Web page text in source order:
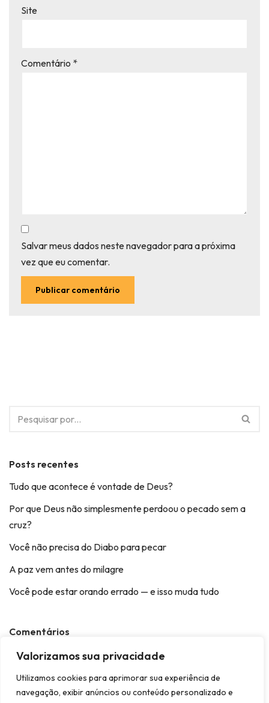
Valorizamos sua privacidade
Utilizamos cookies para aprimorar sua experiência de
navegação, exibir anúncios ou conteúdo personalizado e
Site
Comentário *
Salvar meus dados neste navegador para a próxima
vez que eu comentar.
Posts recentes
Tudo que acontece é vontade de Deus?
Por que Deus não simplesmente perdoou o pecado sem a
cruz?
Você não precisa do Diabo para pecar
A paz vem antes do milagre
Você pode estar orando errado — e isso muda tudo
Comentários
HelisseemA Bíblia é realmente confiável?